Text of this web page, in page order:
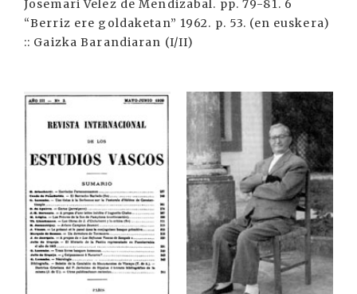
Josemari Velez de Mendizabal. pp. 79-81. 6
“Berriz ere goldaketan” 1962. p. 53. (en euskera)
:: Gaizka Barandiaran (I/II)